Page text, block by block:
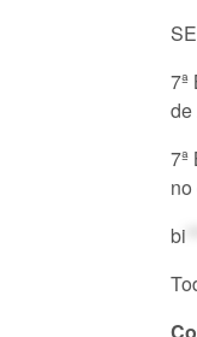
7ª
de
7ª
bi